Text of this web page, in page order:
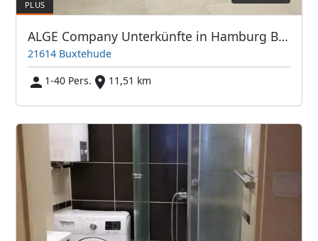
ALGE Company Unterkünfte in Hamburg Buxtehude Stade
21614 Buxtehude
1-40 Pers.
11,51 km